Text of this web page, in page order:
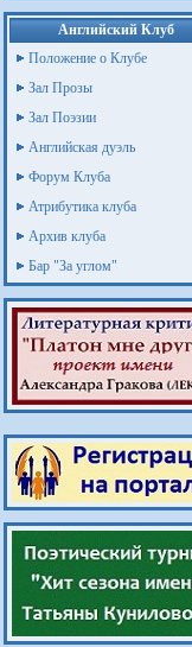
Английский Клуб
Положение о Клубе
Зал Прозы
Зал Поэзии
Английская дуэль
Форум Клуба
Атрибутика клуба
Архив клуба
Бар "За углом"